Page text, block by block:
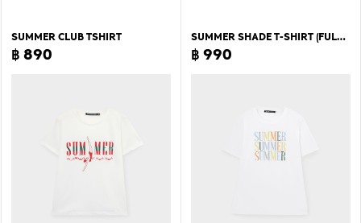
SUMMER CLUB TSHIRT
฿ 890
SUMMER SHADE T-SHIRT (FULL BODY LENGTH)
฿ 990